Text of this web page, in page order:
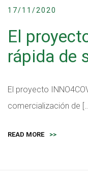
17/11/2020
El
rápida de
El proyecto
comercialización de
READ MORE >>